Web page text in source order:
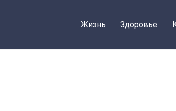
Жизнь Здоровье